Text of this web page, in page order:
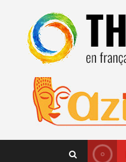
contenu